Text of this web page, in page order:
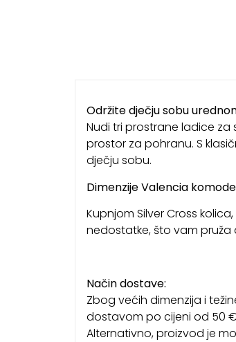
Održite dječju sobu
Nudi tri prostrane ladice
prostor za pohranu. S
dječju sobu.
Dimenzije Valencia
Kupnjom Silver Cross
nedostatke, što vam pruža
Način dostave:
Zbog većih dimenzija i
dostavom po cijeni od 50
Alternativno, proizvod je